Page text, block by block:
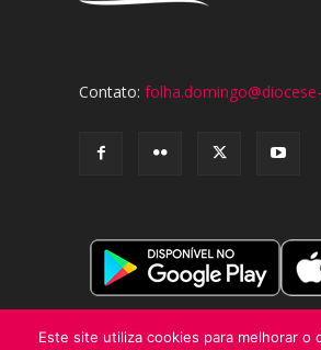
Contato:
Este site utiliza cookies para melhorar o